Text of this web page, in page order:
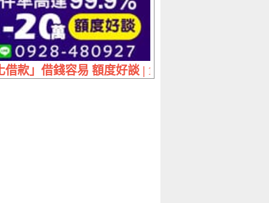
免押免保
借款」借錢容易 額度好談 | 1~20萬 專業諮詢輕鬆